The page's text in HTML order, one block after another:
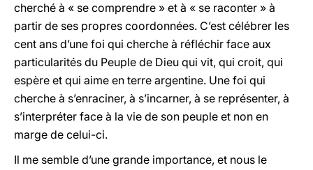
cherché à « se comprendre » et à « se raconter » à
partir de ses propres coordonnées. C’est célébrer les
cent ans d’une foi qui cherche à réfléchir face aux
particularités du Peuple de Dieu qui vit, qui croit, qui
espère et qui aime en terre argentine. Une foi qui
cherche à s’enraciner, à s’incarner, à se représenter, à
s’interpréter face à la vie de son peuple et non en
marge de celui-ci.
Il me semble d’une grande importance, et nous le